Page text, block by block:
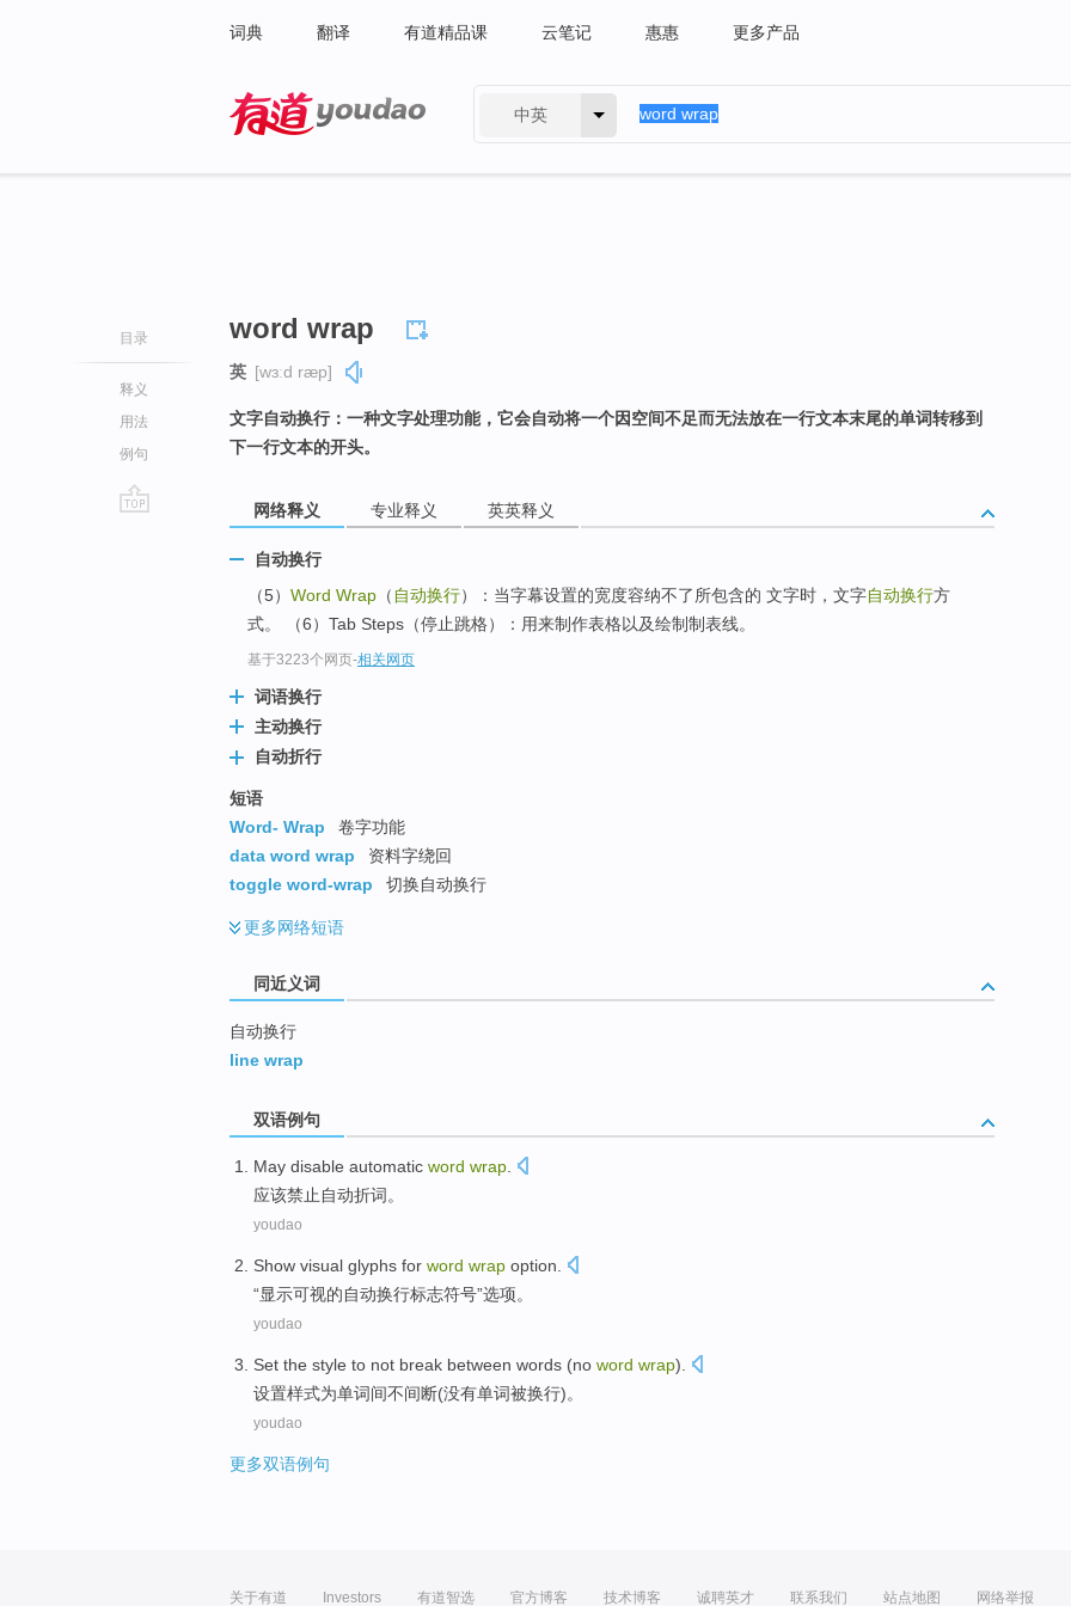
词典 翻译 有道精品课 云笔记 惠惠 更多产品
中英
目录
释义
用法
例句
word wrap
英 [wɜːd ræp]
文字自动换行：一种文字处理功能，它会自动将一个因空间不足而无法放在一行文本末尾的单词转移到
下一行文本的开头。
网络释义 专业释义 英英释义
自动换行
（5） Word Wrap （ 自动换行）：当字幕设置的宽度容纳不了所包含的 文字时，文字自动换行方
式。 （6）Tab Steps（停止跳格）：用来制作表格以及绘制制表线。
基于3223个网页-相关网页
词语换行
主动换行
自动折行
短语
Word- Wrap
卷字功能
data word wrap
资料字绕回
toggle word-wrap
切换自动换行
更多网络短语
同近义词
自动换行
line wrap
双语例句
May disable automatic word wrap.
应该禁止自动折词。
youdao
Show visual glyphs for word wrap option
“显示可视的自动换行标志符号”选项。
youdao
Set the style to not break between words (no word wrap).
设置样式为单词间不间断(没有单词被换行)。
youdao
更多双语例句
关于有道 Investors 有道智选 官方博客 技术博客 诚聘英才 联系我们 站点地图 网络举报